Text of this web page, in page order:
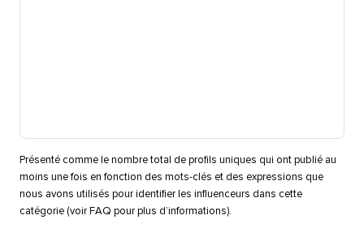
Présenté comme le nombre total de profils uniques qui ont publié au
moins une fois en fonction des mots-clés et des expressions que
nous avons utilisés pour identifier les influenceurs dans cette
catégorie (voir FAQ pour plus d’informations).​​